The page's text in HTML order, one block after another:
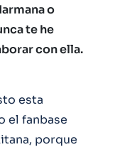
o
te he
con ella.
esta
el fanbase
porque